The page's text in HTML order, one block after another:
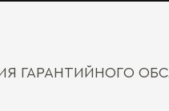
ГАРАНТИЙНОГО